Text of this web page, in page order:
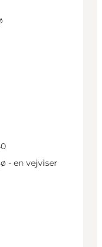
- en vejviser